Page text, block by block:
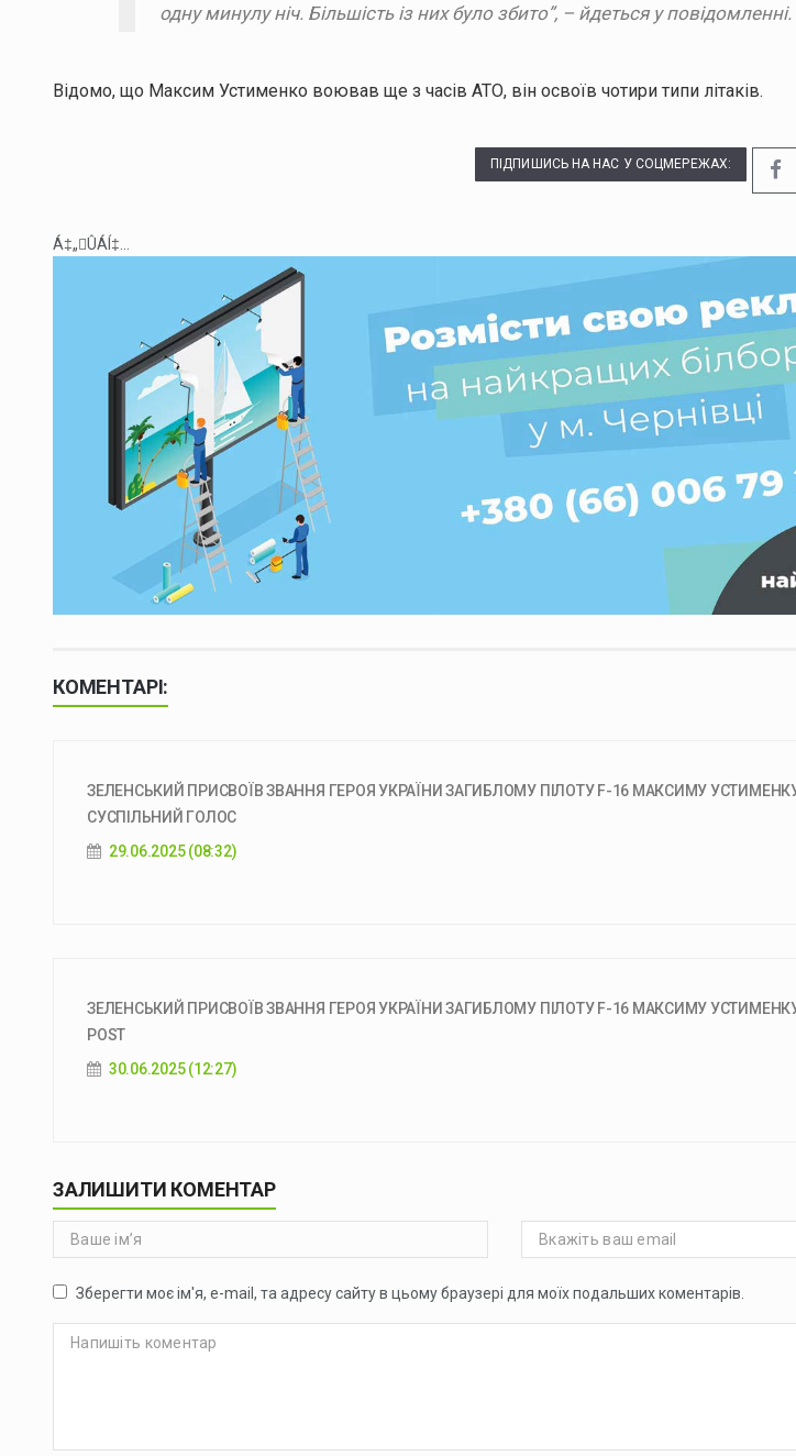
одну минулу ніч. Більшість із них було збито”, – йдеться у повідомленні.
Відомо, що Максим Устименко воював ще з часів АТО, він освоїв чотири типи літаків.
ПІДПИШИСЬ НА НАС У СОЦМЕРЕЖАХ:
Á‡„ÛÁÍ‡...
КОМЕНТАРІ:
ЗЕЛЕНСЬКИЙ ПРИСВОЇВ ЗВАННЯ ГЕРОЯ УКРАЇНИ ЗАГИБЛОМУ ПІЛОТУ F-16 МАКСИМУ УСТИМЕНКУ
СУСПІЛЬНИЙ ГОЛОС
29.06.2025 (08:32)
ЗЕЛЕНСЬКИЙ ПРИСВОЇВ ЗВАННЯ ГЕРОЯ УКРАЇНИ ЗАГИБЛОМУ ПІЛОТУ F-16 МАКСИМУ УСТИМЕНКУ
POST
30.06.2025 (12:27)
ЗАЛИШИТИ КОМЕНТАР
Зберегти моє ім'я, e-mail, та адресу сайту в цьому браузері для моїх подальших коментарів.